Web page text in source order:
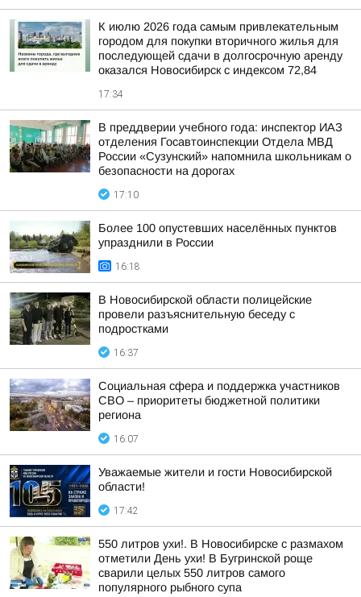
К июлю 2026 года самым привлекательным
городом для покупки вторичного жилья для
последующей сдачи в долгосрочную аренду
оказался Новосибирск с индексом 72,84
17:34
В преддверии учебного года: инспектор ИАЗ
отделения Госавтоинспекции Отдела МВД
России «Сузунский» напомнила школьникам о
безопасности на дорогах
17:10
Более 100 опустевших населённых пунктов
упразднили в России
16:18
В Новосибирской области полицейские
провели разъяснительную беседу с
подростками
16:37
Социальная сфера и поддержка участников
СВО – приоритеты бюджетной политики
региона
16:07
Уважаемые жители и гости Новосибирской
области!
17:42
550 литров ухи!. В Новосибирске с размахом
отметили День ухи! В Бугринской роще
сварили целых 550 литров самого
популярного рыбного супа